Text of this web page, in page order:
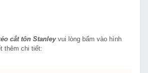
cắt tôn Stanleyvui lòng bấm vào hình
thêm chi tiết: